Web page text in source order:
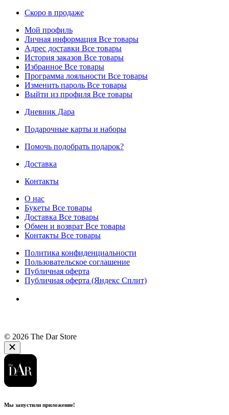
Скоро в продаже
Мой профиль
Личная информация Все товары
Адрес доставки Все товары
История заказов Все товары
Избранное Все товары
Программа лояльности Все товары
Изменить пароль Все товары
Выйти из профиля Все товары
Дневник Дара
Подарочные карты и наборы
Помочь подобрать подарок?
Доставка
Контакты
О нас
Букеты Все товары
Доставка Все товары
Обмен и возврат Все товары
Контакты Все товары
Политика конфиденциальности
Пользовательское соглашение
Публичная оферта
Публичная оферта (Яндекс Сплит)
© 2026 The Dar Store
Мы запустили приложение!